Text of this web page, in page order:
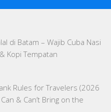
di Batam – Wajib Cuba Nasi
Kopi Tempatan
Rules for Travelers (2026
& Can’t Bring on the